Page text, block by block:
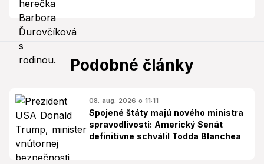
Podobné články
08. aug. 2026 o 11:11
Spojené štáty majú nového ministra
spravodlivosti: Americký Senát
definitívne schválil Todda Blanchea